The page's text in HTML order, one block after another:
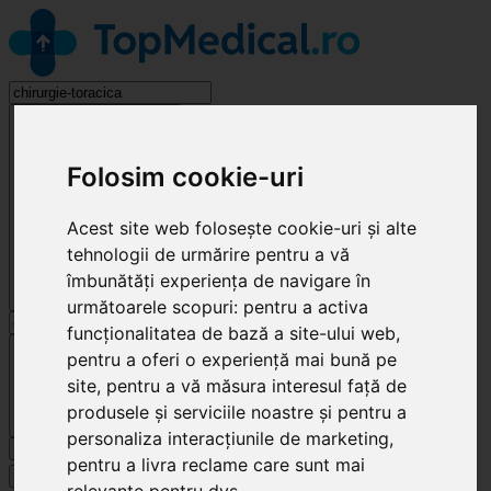
Folosim cookie-uri
Acest site web folosește cookie-uri și alte
tehnologii de urmărire pentru a vă
îmbunătăți experiența de navigare în
următoarele scopuri: pentru a activa
funcționalitatea de bază a site-ului web,
pentru a oferi o experiență mai bună pe
site, pentru a vă măsura interesul față de
produsele și serviciile noastre și pentru a
personaliza interacțiunile de marketing,
pentru a livra reclame care sunt mai
Specialități